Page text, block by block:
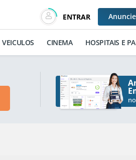
ENTRAR Anuncie
VEICULOS CINEMA HOSPITAIS E